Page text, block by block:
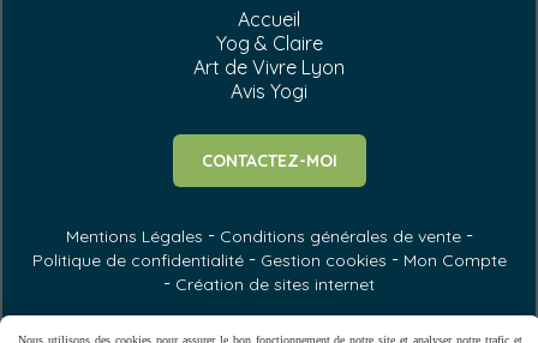
Accueil
Yog & Claire
Art de Vivre Lyon
Avis Yogi
CONTACTEZ-MOI
Mentions Légales
Conditions générales de vente
Politique de confidentialité
Gestion cookies
Mon Compte
Création de sites internet
Nous utilisons des cookies pour assurer le bon fonctionnement de notre site et analyser notre trafic et